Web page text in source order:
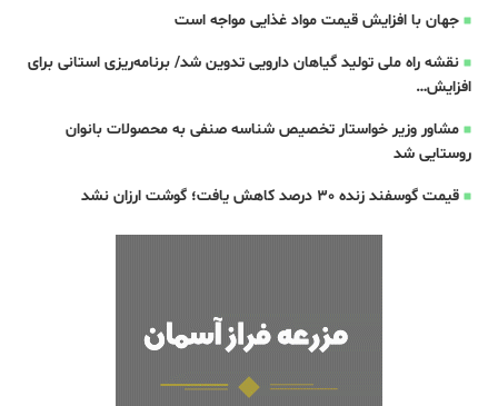
جهان با افزایش قیمت مواد غذایی مواجه است
نقشه راه ملی تولید گیاهان دارویی تدوین شد/ برنامه‌ریزی استانی برای
افزایش…
مشاور وزیر خواستار تخصیص شناسه صنفی به محصولات بانوان
روستایی شد
قیمت گوسفند زنده 30 درصد کاهش یافت؛ گوشت ارزان نشد